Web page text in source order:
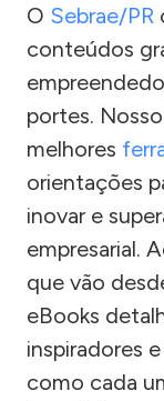
O Sebrae/PR
conteúdos
portes.
melhores
orientações
inovar e
empresarial.
que vão
eBooks
inspiradores
como cada